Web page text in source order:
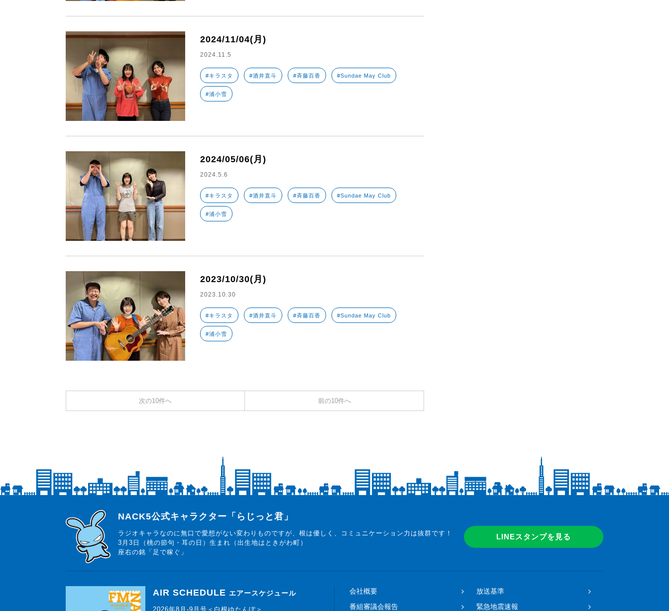
2024/11/04(月)
2024.11.5
#キラスタ #酒井直斗 #斉藤百香 #Sundae May Club
#浦小雪
2024/05/06(月)
2024.5.6
#キラスタ #酒井直斗 #斉藤百香 #Sundae May Club
#浦小雪
2023/10/30(月)
2023.10.30
#キラスタ #酒井直斗 #斉藤百香 #Sundae May Club
#浦小雪
次の10件へ 前の10件へ
らじっと君
NACK5公式キャラクター「らじっと君」
ラジオキャラなのに無口で愛想がない変わりものですが、根は優しく、コミュニケーション力は抜群です！
3月3日（桃の節句・耳の日）生まれ（出生地はときがわ町）
座右の銘「足で稼ぐ」
LINEスタンプを見る
AIR SCHEDULE エアースケジュール
2026年8月-9月号＜白根ゆたんぽ＞
会社概要
放送基準
番組審議会報告
緊急地震速報